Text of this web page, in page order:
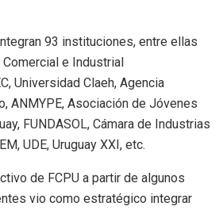
93 instituciones, entre ellas
e Industrial
Universidad Claeh, Agencia
ANMYPE, Asociación de Jóvenes
FUNDASOL, Cámara de Industrias
UDE, Uruguay XXI, etc.
de FCPU a partir de algunos
vio como estratégico integrar